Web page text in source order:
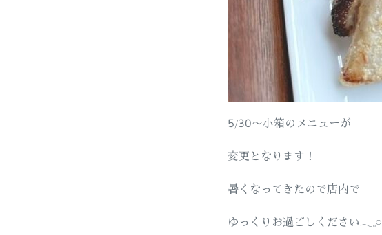
5/30〜小箱のメニューが
変更となります！
暑くなってきたので店内で
ゆっくりお過ごしください𓂃𓈒𓏸